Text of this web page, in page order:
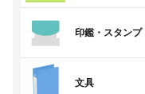
印鑑・スタンプ
文具